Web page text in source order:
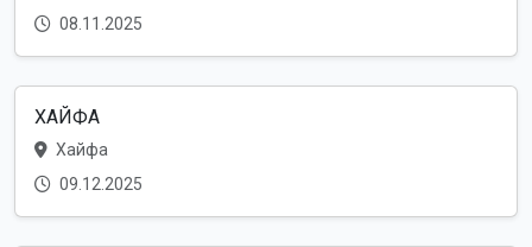
08.11.2025
ХАЙФА
Хайфа
09.12.2025